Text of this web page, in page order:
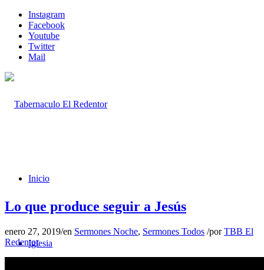
Instagram
Facebook
Youtube
Twitter
Mail
Inicio
Iglesia
Lo que produce seguir a Jesús
enero 27, 2019/en Sermones Noche, Sermones Todos /porTBB El
Redentor